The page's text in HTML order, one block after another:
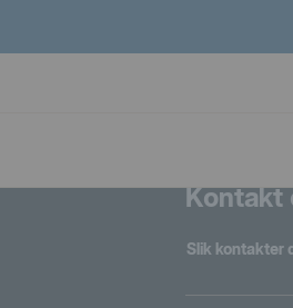
Kontakt
Slik kontakter